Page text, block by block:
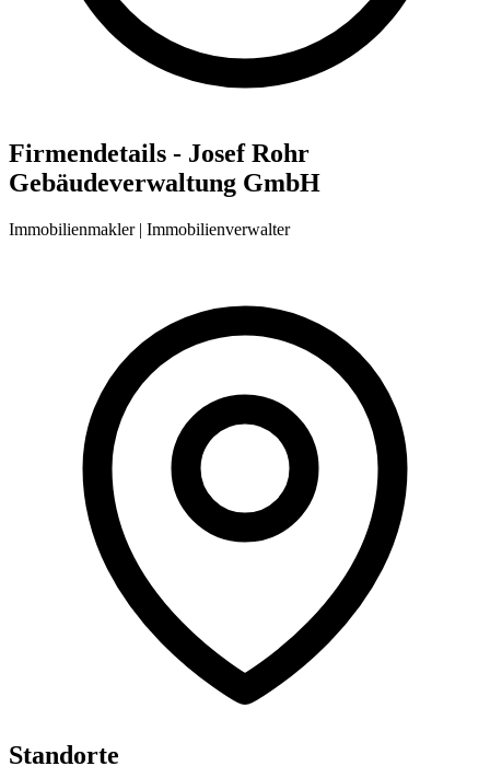
Firmendetails - Josef Rohr
Gebäudeverwaltung GmbH
Immobilienmakler | Immobilienverwalter
Standorte